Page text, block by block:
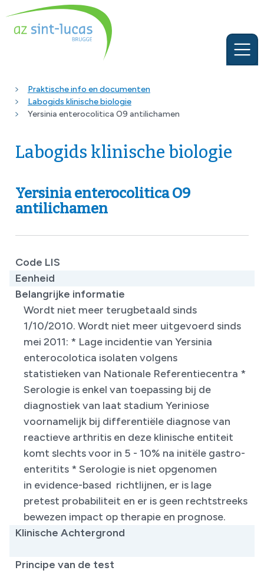
Praktische info en documenten
Labogids klinische biologie
Yersinia enterocolitica O9 antilichamen
Labogids klinische biologie
Yersinia enterocolitica O9
antilichamen
Code LIS
Eenheid
Belangrijke informatie
Wordt niet meer terugbetaald sinds
1/10/2010. Wordt niet meer uitgevoerd sinds
mei 2011: * Lage incidentie van Yersinia
enterocolotica isolaten volgens
statistieken van Nationale Referentiecentra *
Serologie is enkel van toepassing bij de
diagnostiek van laat stadium Yeriniose
voornamelijk bij differentiële diagnose van
reactieve arthritis en deze klinische entiteit
komt slechts voor in 5 - 10% na initële gastro-
enteritits * Serologie is niet opgenomen
in evidence-based richtlijnen, er is lage
pretest probabiliteit en er is geen rechtstreeks
bewezen impact op therapie en prognose.
Klinische Achtergrond
Principe van de test